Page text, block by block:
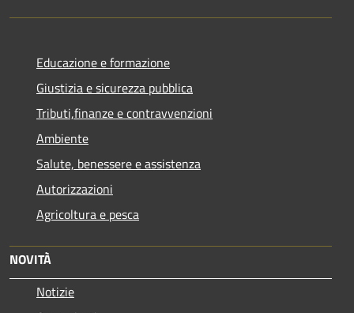
Educazione e formazione
Giustizia e sicurezza pubblica
Tributi,finanze e contravvenzioni
Ambiente
Salute, benessere e assistenza
Autorizzazioni
Agricoltura e pesca
NOVITÀ
Notizie